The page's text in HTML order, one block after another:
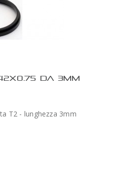
DA 3MM
T2 - lunghezza 3mm